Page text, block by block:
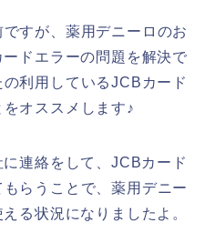
すが、薬用デニーロのお
ドエラーの問題を解決で
利用しているJCBカード
オススメします♪
連絡をして、JCBカード
らうことで、薬用デニー
る状況になりましたよ。